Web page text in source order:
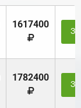
1617400
1782400